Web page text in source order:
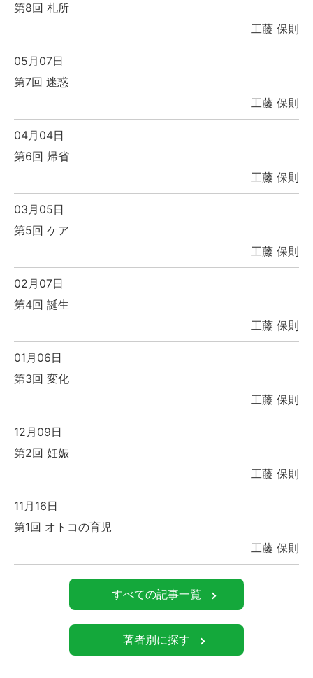
第8回 札所
工藤 保則
05月07日
第7回 迷惑
工藤 保則
04月04日
第6回 帰省
工藤 保則
03月05日
第5回 ケア
工藤 保則
02月07日
第4回 誕生
工藤 保則
01月06日
第3回 変化
工藤 保則
12月09日
第2回 妊娠
工藤 保則
11月16日
第1回 オトコの育児
工藤 保則
すべての記事一覧
著者別に探す